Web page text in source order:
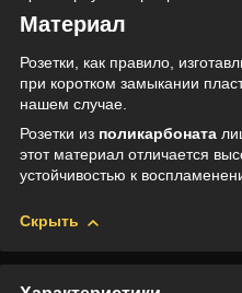
Материал
Розетки, как правило,
при коротком замыкании
нашем случае.
Розетки из поликарбоната
этот материал отличается
устойчивостью к
Скрыть